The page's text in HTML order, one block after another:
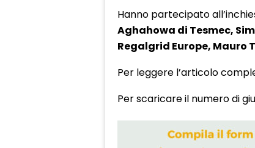
Hanno partecipato
Aghahowa di Tesmec,
Regalgrid Europe, Mauro
Per leggere l’articolo
Per scaricare il numero di